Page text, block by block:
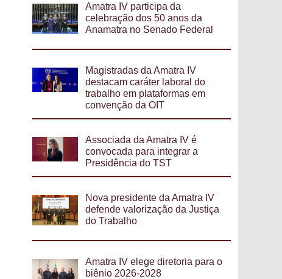
Amatra IV participa da
celebração dos 50 anos da
Anamatra no Senado Federal
Magistradas da Amatra IV
destacam caráter laboral do
trabalho em plataformas em
convenção da OIT
Associada da Amatra IV é
convocada para integrar a
Presidência do TST
Nova presidente da Amatra IV
defende valorização da Justiça
do Trabalho
Amatra IV elege diretoria para o
biênio 2026-2028